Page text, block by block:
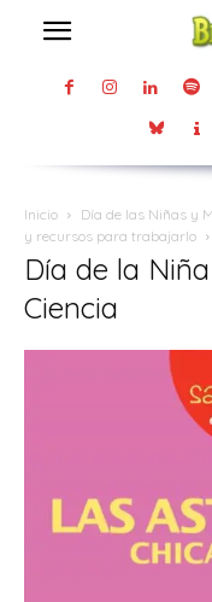
Inicio
Día de las Niñas y
y recursos para trabajarlo
Día de la
Ciencia